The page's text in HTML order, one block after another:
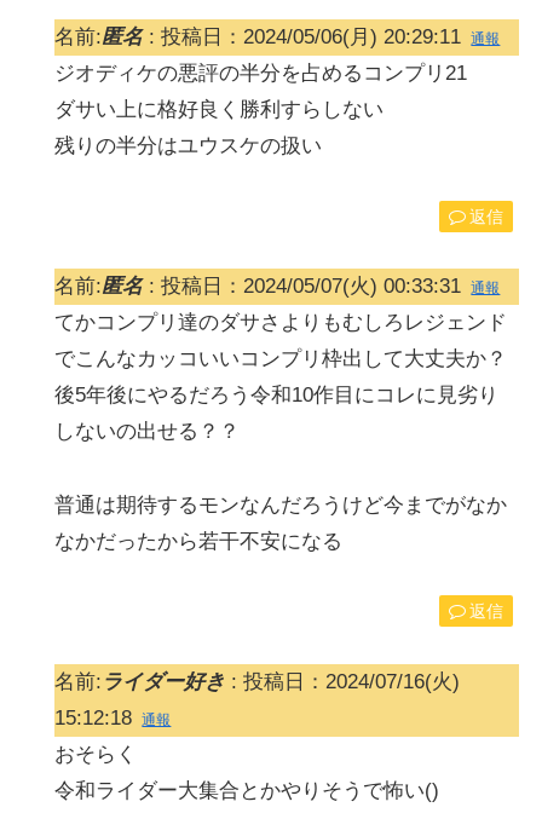
名前:匿名: 投稿日：2024/05/06(月) 20:29:11 通報
ジオディケの悪評の半分を占めるコンプリ21
ダサい上に格好良く勝利すらしない
残りの半分はユウスケの扱い
返信
名前:匿名: 投稿日：2024/05/07(火) 00:33:31 通報
てかコンプリ達のダサさよりもむしろレジェンド
でこんなカッコいいコンプリ枠出して大丈夫か？
後5年後にやるだろう令和10作目にコレに見劣り
しないの出せる？？
普通は期待するモンなんだろうけど今までがなか
なかだったから若干不安になる
返信
名前: ライダー好き : 投稿日：2024/07/16(火)
15:12:18 通報
おそらく
令和ライダー大集合とかやりそうで怖い()